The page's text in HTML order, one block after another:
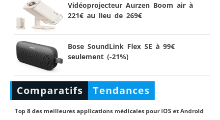
Vidéoprojecteur Aurzen Boom air à
221€ au lieu de 269€
Bose SoundLink Flex SE à 99€
seulement (-21%)
Comparatifs Tendances
Top 8 des meilleures applications médicales pour iOS et Android